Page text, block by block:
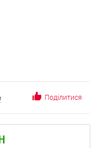
Поділитися